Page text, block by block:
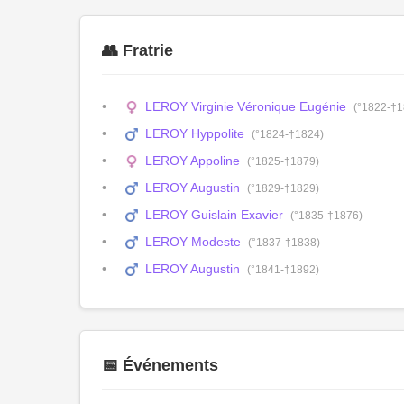
👥 Fratrie
LEROY Virginie Véronique Eugénie (°1822-
LEROY Hyppolite (°1824-†1824)
LEROY Appoline (°1825-†1879)
LEROY Augustin (°1829-†1829)
LEROY Guislain Exavier (°1835-†1876)
LEROY Modeste (°1837-†1838)
LEROY Augustin (°1841-†1892)
📅 Événements